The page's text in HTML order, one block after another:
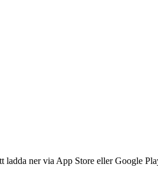
ladda ner via App Store eller Google